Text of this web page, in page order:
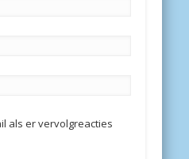
als er vervolgreacties